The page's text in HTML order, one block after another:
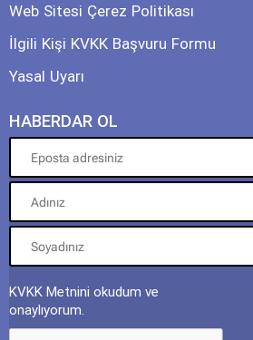
Web Sitesi Çerez Politikası
İlgili Kişi KVKK Başvuru Formu
Yasal Uyarı
HABERDAR OL
KVKK Metnini okudum ve
onaylıyorum.